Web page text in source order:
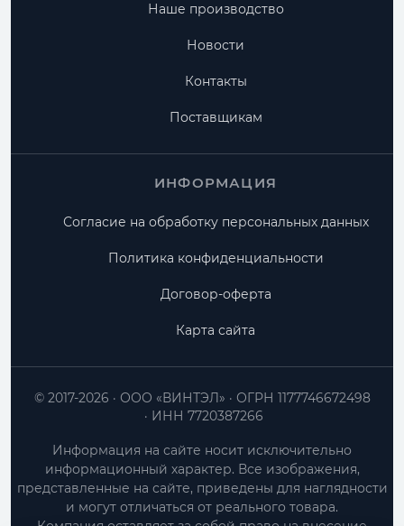
Наше производство
Новости
Контакты
Поставщикам
ИНФОРМАЦИЯ
Согласие на обработку персональных данных
Политика конфиденциальности
Договор-оферта
Карта сайта
ООО «ВИНТЭЛ»
ОГРН 1177746672498
ИНН 7720387266
© 2017-2026
Информация на сайте носит исключительно
информационный характер. Все изображения,
представленные на сайте, приведены для наглядности
и могут отличаться от реального товара.